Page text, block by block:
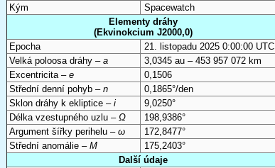
Kým
Spacewatch
Elementy dráhy
(Ekvinokcium J2000,0)
Epocha
21. listopadu 2025 0:00:00 UTC
Velká poloosa dráhy – a
3,0345 au – 453 957 072 km
Excentricita – e
0,1506
Střední denní pohyb – n
0,1865°/den
Sklon dráhy k ekliptice – i
9,0250°
Délka vzestupného uzlu – Ω
198,9386°
Argument šířky perihelu – ω
172,8477°
Střední anomálie – M
175,2403°
Další údaje